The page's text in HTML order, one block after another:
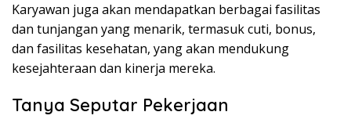
Karyawan juga akan mendapatkan berbagai fasilitas
dan tunjangan yang menarik, termasuk cuti, bonus,
dan fasilitas kesehatan, yang akan mendukung
kesejahteraan dan kinerja mereka.
Tanya Seputar Pekerjaan